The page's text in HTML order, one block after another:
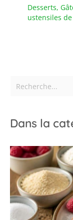
Desserts,
ustensiles
Dans la